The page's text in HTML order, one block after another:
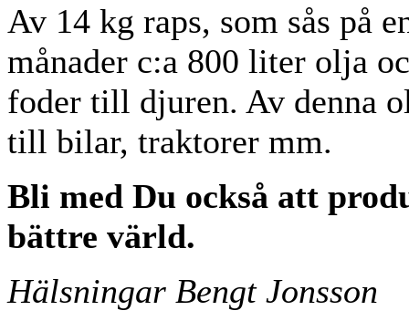
Av 14 kg raps, som sås på
månader c:a 800 liter olja
foder till djuren. Av denna
till bilar, traktorer mm.
Bli med Du också att
bättre värld.
Hälsningar Bengt Jonsson